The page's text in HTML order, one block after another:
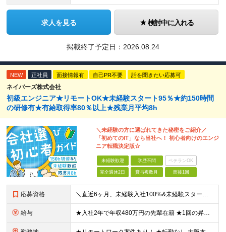
求人を見る 検討中に入れる
掲載終了予定日： 2026.08.24
NEW 正社員 面接情報有 自己PR不要 話を聞きたい応募可
ネイバーズ株式会社
初級エンジニア★リモートOK★未経験スタート95％★約150時間
の研修有★有給取得率80％以上★残業月平均8h
＼未経験の方に選ばれてきた秘密をご紹介／
「初めてのIT」なら当社へ！ 初心者向けのエンジ
ニア転職決定版☆
未経験歓迎 学歴不問 ベテランOK
完全週休2日 賞与複数月 面接1回
応募資格 ＼直近6ヶ月、未経験入社100%&未経験スタート95%／ ★未経験歓迎！ITに興味がある方をお待ちしています ◆経験不問 ◆学歴不問 ◆32歳以下の方（若年層のキャリア形成を図るため） ≪こんな方
給与 ★入社2年で年収480万円の先輩在籍 ★1回の昇給で3～5万円UPした実績あり ★初年度想定年収250～600万円 月給20万5000円～50万円＋決算賞与＋各種手当 ※みなし残業代はございません